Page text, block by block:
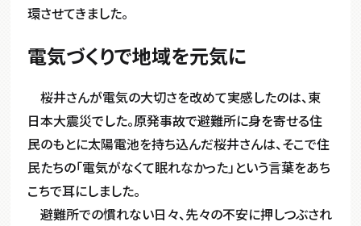
環させてきました。
電気づくりで地域を元気に
桜井さんが電気の大切さを改めて実感したのは、東
日本大震災でした。原発事故で避難所に身を寄せる住
民のもとに太陽電池を持ち込んだ桜井さんは、そこで住
民たちの「電気がなくて眠れなかった」という言葉をあち
こちで耳にしました。
避難所での慣れない日々、先々の不安に押しつぶされ